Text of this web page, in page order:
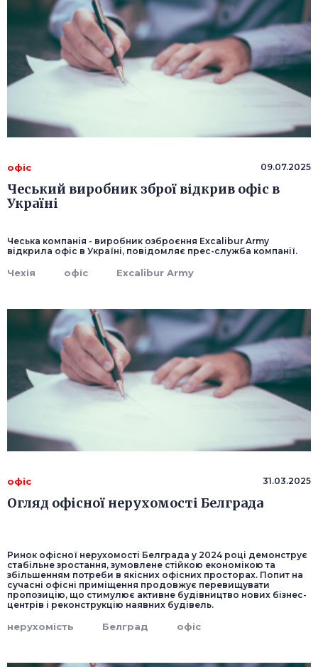
офіс 09.07.2025
Чеський виробник зброї відкрив офіс в
Україні
Чеська компанія - виробник озброєння Excalibur Army
відкрила офіс в Україні, повідомляє прес-служба компанії.
Чехія офіс Excalibur Army
офіс 31.03.2025
Огляд офісної нерухомості Белграда
Ринок офісної нерухомості Белграда у 2024 році демонструє
стабільне зростання, зумовлене стійкою економікою та
збільшенням потреби в якісних офісних просторах. Попит на
сучасні офісні приміщення продовжує перевищувати
пропозицію, що стимулює активне будівництво нових бізнес-
центрів і реконструкцію наявних будівель.
нерухомість Белград офіс